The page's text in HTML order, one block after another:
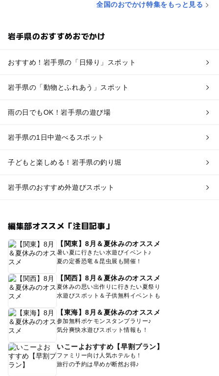
全国のおでかけ特集をもっと見る
岩手県のおすすめおでかけ
おすすめ！岩手県の「日帰り」スポット
岩手県の「動物とふれあう」スポット
雨の日でもOK！岩手県の遊び場
岩手県の1日中遊べるスポット
子どもと楽しめる！岩手県の釣り堀
岩手県のおすすめ外遊びスポット
編集部オススメ「注目記事」
【関東】8月＆夏休みのオススメ
暑い夏に行きたい水遊びイベント♪
夏の定番恐竜＆昆虫展も開催！
【関西】8月＆夏休みのオススメ
夏休みの思い出作りに行きたい夏祭り
水遊びスポット＆子供無料イベントも
【東海】8月＆夏休みのオススメ
参加無料ポケモンスタンプラリー♪
気分爽快水遊びスポット情報も！
いこーよおすすめ【早割プラン】
ファミリー向け人気ホテルも！
旅行の予約は早めが断然お得♪